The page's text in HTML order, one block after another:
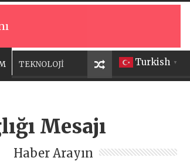
Turkish ▼
TEKNOLOJİ
Mesajı
Haber Arayın